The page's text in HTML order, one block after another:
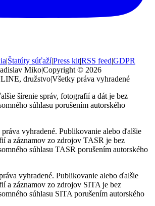
|Štatúty súťaží|Press kit|RSS feed|GDPR
Miko|Copyright © 2026
družstvo|Všetky práva vyhradené
šírenie správ, fotografií a dát je bez
súhlasu porušením autorského
vyhradené. Publikovanie alebo ďalšie
a záznamov zo zdrojov TASR je bez
súhlasu TASR porušením autorského
vyhradené. Publikovanie alebo ďalšie
a záznamov zo zdrojov SITA je bez
súhlasu SITA porušením autorského